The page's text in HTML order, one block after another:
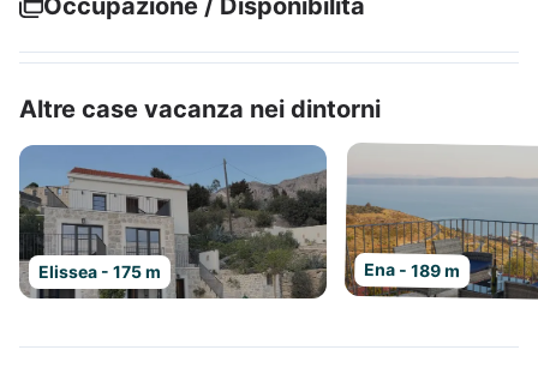
Occupazione / Disponibilità
Altre case vacanza nei dintorni
Elissea - 175 m Ena - 189 m